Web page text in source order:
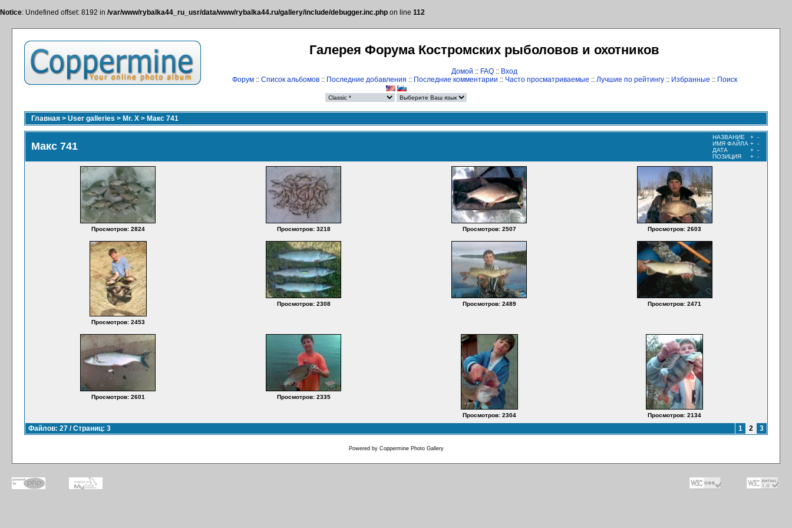
Notice: Undefined offset: 8192 in /var/www/rybalka44_ru_usr/data/www/rybalka44.ru/gallery/include/debugger.inc.php on line 112
Галерея Форума Костромских рыболовов и охотников
Домой :: FAQ :: Вход
Форум:: Список альбомов:: Последние добавления :: Последние комментарии :: Часто просматриваемые :: Лучшие по рейтингу:: Избранные :: Поиск
Главная > User galleries > Mr. X > Макс 741
Макс 741
НАЗВАНИЕ + -
ИМЯ ФАЙЛА + -
ДАТА
+ -
ПОЗИЦИЯ
+ -
Просмотров: 2824 Просмотров: 3218 Просмотров: 2507 Просмотров: 2603
Просмотров: 2453
Просмотров: 2308 Просмотров: 2489 Просмотров: 2471
Просмотров: 2601 Просмотров: 2335
Просмотров: 2304 Просмотров: 2134
Файлов: 27 / Страниц: 3 1 2 3
Powered by Coppermine Photo Gallery